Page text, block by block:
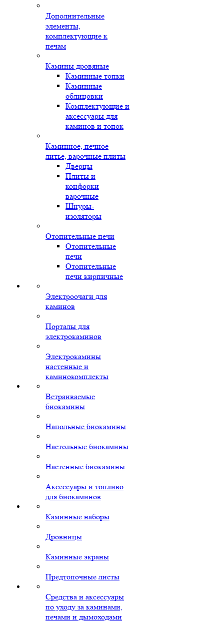
Дополнительные
элементы,
комплектующие к
печам
Камины дровяные
Каминные топки
Каминные
облицовки
Комплектующие и
аксессуары для
каминов и топок
Каминное, печное
литье, варочные плиты
Дверцы
Плиты и
конфорки
варочные
Шнуры-
изоляторы
Отопительные печи
Отопительные
печи
Отопительные
печи кирпичные
Электроочаги для
каминов
Порталы для
электрокаминов
Электрокамины
настенные и
каминокомплекты
Встраиваемые
биокамины
Напольные биокамины
Настольные биокамины
Настенные биокамины
Аксессуары и топливо
для биокаминов
Каминные наборы
Дровницы
Каминные экраны
Предтопочные листы
Средства и аксессуары
по уходу за каминами,
печами и дымоходами